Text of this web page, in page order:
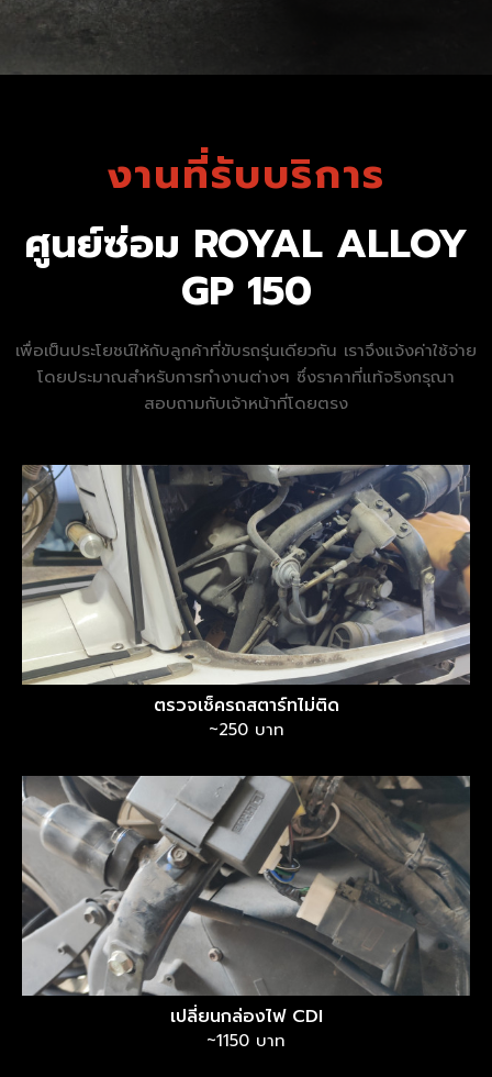
งานที่รับบริการ
ศูนย์ซ่อม ROYAL ALLOY
GP 150
เพื่อเป็นประโยชน์ให้กับลูกค้าที่ขับรถรุ่นเดียวกัน เราจึงแจ้งค่าใช้จ่าย
โดยประมาณสำหรับการทำงานต่างๆ ซึ่งราคาที่แท้จริงกรุณา
สอบถามกับเจ้าหน้าที่โดยตรง
ตรวจเช็ครถสตาร์ทไม่ติด
~250 บาท
เปลี่ยนกล่องไฟ CDI
~1150 บาท